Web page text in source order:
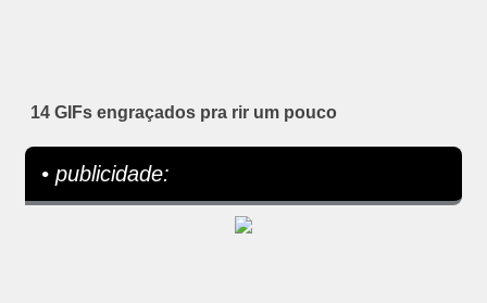
14 GIFs engraçados pra rir um pouco
• publicidade: